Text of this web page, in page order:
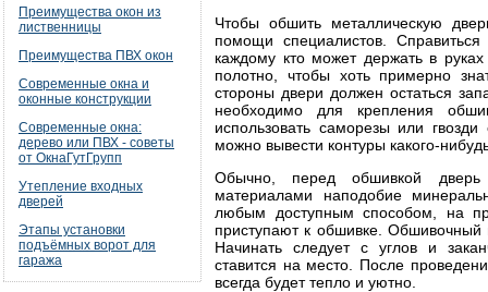
Преимущества окон из
лиственницы
Преимущества ПВХ окон
Современные окна и
оконные конструкции
Современные окна:
дерево или ПВХ - советы
от ОкнаГутГрупп
Утепление входных
дверей
Этапы установки
подъёмных ворот для
гаража
Чтобы обшить металлическую
помощи специалистов.
каждому кто может держать в
полотно, чтобы хоть примерно
стороны двери должен остаться
необходимо для крепления
использовать саморезы или
можно вывести контуры какого-
Обычно, перед обшивкой
материалами наподобие
любым доступным способом, на
приступают к обшивке. Обшивочный
Начинать следует с углов и
ставится на место. После
всегда будет тепло и уютно.